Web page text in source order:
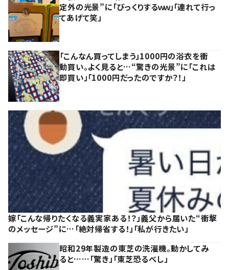
定外の光景”に「びっくりするｗｗ」「連れて行っ
てあげて笑」
「こんなん買ってしまう」1000円の浴衣を衝
動買い。よく見ると…“驚きの光景”に「これは
即買い」「1000円だったのですか？！」
嫁「こんな帰りたくなる義実家ある！？」義父から届いた“衝撃
のメッセージ”に…「絶対帰省する！」「私が行きたい」
昭和29年製造の東芝の洗濯機。動かしてみ
ると……「驚き」「東芝恐るべし」